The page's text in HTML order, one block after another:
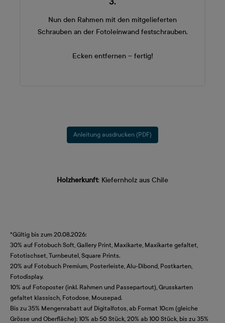
Nun den Rahmen mit den mitgelieferten
Schrauben an der Fotoleinwand festschrauben.
Ecken entfernen – fertig!
Anleitung ausdrucken (PDF)
Holzherkunft: Kiefernholz aus Chile
*Gültig bis zum 20.08.2026:
30% auf Fotobuch Soft, Gallery Print, Maxikarte, Maxikarte gefaltet,
Fototischset, Turnbeutel, Square Prints.
20% auf Fotobuch Premium, Posterleiste, Alu-Dibond, Postkarten,
Fotodisplay.
10% auf Fotoposter (inkl. Rahmen und Passepartout), Grusskarten
gefaltet klassisch, Fotodose, Mousepad.
Bis zu 35% Mengenrabatt auf Digitalfotos, ab Format 10cm (gleiche
Grösse und Oberfläche): 10% ab 50 Stück, 20% ab 100 Stück, bis zu 35%